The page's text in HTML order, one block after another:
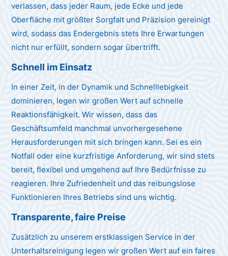
verlassen, dass jeder Raum, jede Ecke und jede
Oberfläche mit größter Sorgfalt und Präzision gereinigt
wird, sodass das Endergebnis stets Ihre Erwartungen
nicht nur erfüllt, sondern sogar übertrifft.
Schnell im Einsatz
In einer Zeit, in der Dynamik und Schnelllebigkeit
dominieren, legen wir großen Wert auf schnelle
Reaktionsfähigkeit. Wir wissen, dass das
Geschäftsumfeld manchmal unvorhergesehene
Herausforderungen mit sich bringen kann. Sei es ein
Notfall oder eine kurzfristige Anforderung, wir sind stets
bereit, flexibel und umgehend auf Ihre Bedürfnisse zu
reagieren. Ihre Zufriedenheit und das reibungslose
Funktionieren Ihres Betriebs sind uns wichtig.
Transparente, faire Preise
Zusätzlich zu unserem erstklassigen Service in der
Unterhaltsreinigung legen wir großen Wert auf ein faires